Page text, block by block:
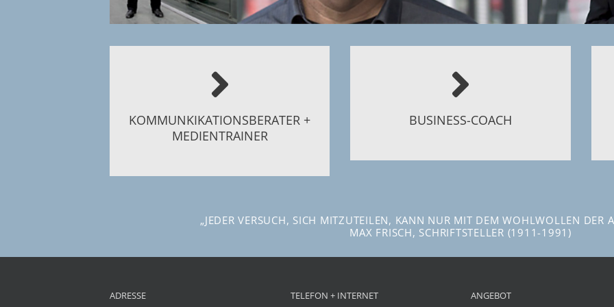
KOMMUNKIKATIONSBERATER +
MEDIENTRAINER
Kommunikation – tja, so ganz ohne
BITTE WEITERBLÄTTERN >
BUSINESS-COACH
Es geht immer um den Dreiklang:
Vertrauen, Empathie, handfeste
„JEDER VERSUCH, SICH MITZUTEILEN, KANN NUR MIT DEM WOHLWOLLEN DER
MAX FRISCH, SCHRIFTSTELLER (1911-1991)
ADRESSE TELEFON + INTERNET ANGEBOT